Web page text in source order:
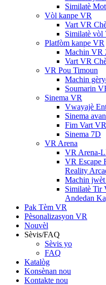
Similatè
Vòl kanpe VR
Vart VR
Similatè
Platfòm kanpe VR
Machin VR
Vart VR
VR Pou Timoun
Machin
Soumarin
Sinema VR
Vwayajè
Sinema
Fim Vart
Sinema 7D
VR Arena
VR Arena-
VR Escape
Reality
Machin
Similatè Tir
Andedan
Pak Tèm VR
Pèsonalizasyon VR
Nouvèl
Sèvis/FAQ
Sèvis yo
FAQ
Katalòg
Konsènan nou
Kontakte nou